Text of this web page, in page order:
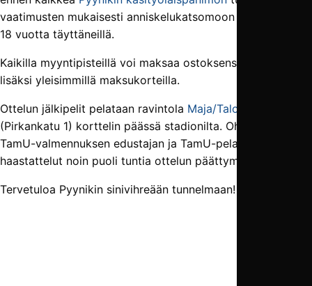
vaatimusten mukaisesti anniskelukatsomoon on pääsy vain
18 vuotta täyttäneillä.
Kaikilla myyntipisteillä voi maksaa ostoksensa käteisen
lisäksi yleisimmillä maksukorteilla.
Ottelun jälkipelit pelataan ravintola Maja/Talossa
(Pirkankatu 1) korttelin päässä stadionilta. Ohjelmassa on
TamU-valmennuksen edustajan ja TamU-pelaajan
haastattelut noin puoli tuntia ottelun päättymisen jälkeen.
Tervetuloa Pyynikin sinivihreään tunnelmaan!